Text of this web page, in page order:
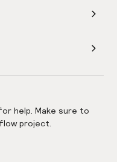
help. Make sure to
project.